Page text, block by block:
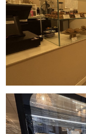
Contacta con Inmo
concertar una visita.
Una gran oportunidad
depastelería con